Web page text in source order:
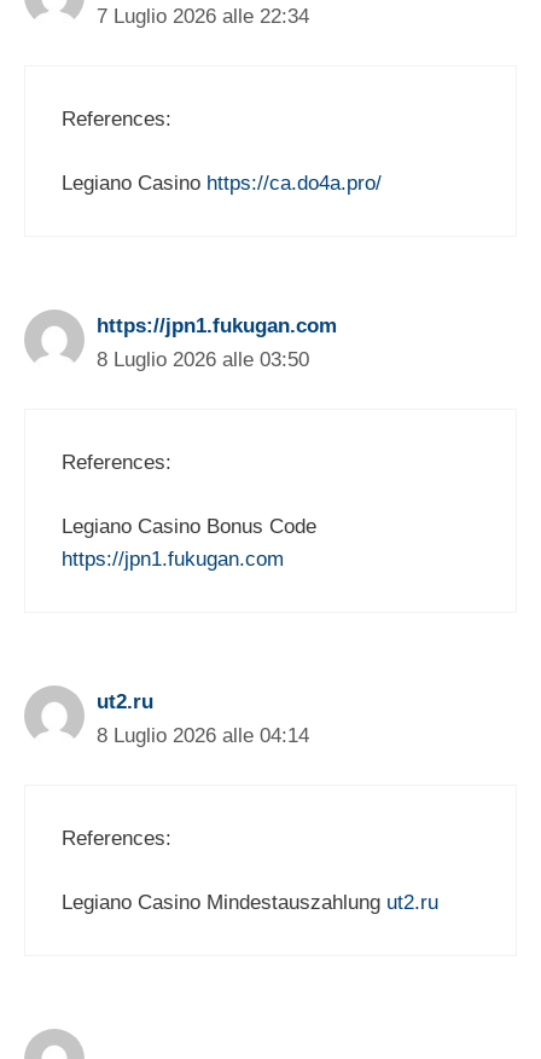
7 Luglio 2026 alle 22:34
References:
Legiano Casino https://ca.do4a.pro/
https://jpn1.fukugan.com
8 Luglio 2026 alle 03:50
References:
Legiano Casino Bonus Code
https://jpn1.fukugan.com
ut2.ru
8 Luglio 2026 alle 04:14
References:
Legiano Casino Mindestauszahlung ut2.ru